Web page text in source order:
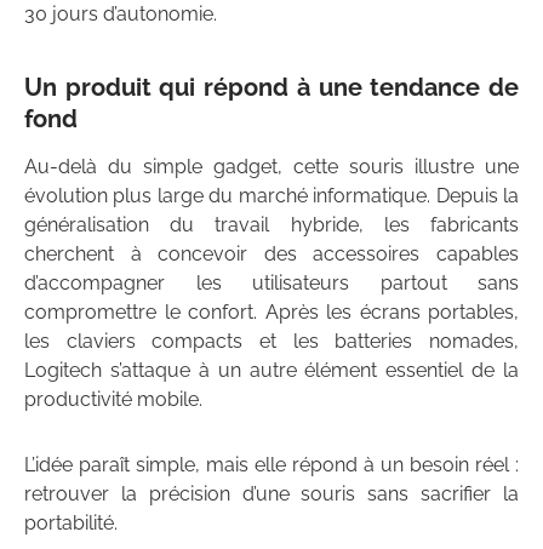
30 jours d’autonomie.
Un produit qui répond à une tendance de
fond
Au-delà du simple gadget, cette souris illustre une
évolution plus large du marché informatique. Depuis la
généralisation du travail hybride, les fabricants
cherchent à concevoir des accessoires capables
d’accompagner les utilisateurs partout sans
compromettre le confort. Après les écrans portables,
les claviers compacts et les batteries nomades,
Logitech s’attaque à un autre élément essentiel de la
productivité mobile.
L’idée paraît simple, mais elle répond à un besoin réel :
retrouver la précision d’une souris sans sacrifier la
portabilité.